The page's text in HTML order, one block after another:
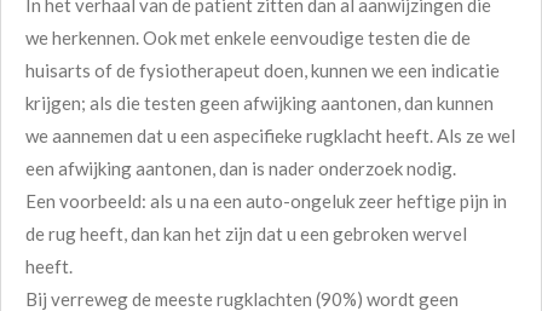
In het verhaal van de patient zitten dan al aanwijzingen die
we herkennen. Ook met enkele eenvoudige testen die de
huisarts of de fysiotherapeut doen, kunnen we een indicatie
krijgen; als die testen geen afwijking aantonen, dan kunnen
we aannemen dat u een aspecifieke rugklacht heeft. Als ze wel
een afwijking aantonen, dan is nader onderzoek nodig.
Een voorbeeld: als u na een auto-ongeluk zeer heftige pijn in
de rug heeft, dan kan het zijn dat u een gebroken wervel
heeft.
Bij verreweg de meeste rugklachten (90%) wordt geen